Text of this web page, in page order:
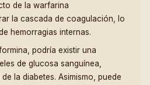
de la warfarina
la cascada de coagulación, lo
hemorragias internas.
podría existir una
de glucosa sanguínea,
la diabetes. Asimismo, puede